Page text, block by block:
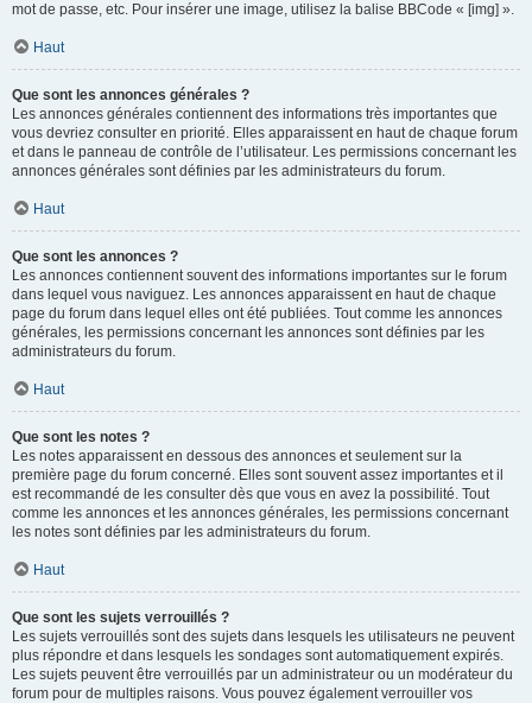
mot de passe, etc. Pour insérer une image, utilisez la balise BBCode « [img] ».
Haut
Que sont les annonces générales ?
Les annonces générales contiennent des informations très importantes que
vous devriez consulter en priorité. Elles apparaissent en haut de chaque forum
et dans le panneau de contrôle de l’utilisateur. Les permissions concernant les
annonces générales sont définies par les administrateurs du forum.
Haut
Que sont les annonces ?
Les annonces contiennent souvent des informations importantes sur le forum
dans lequel vous naviguez. Les annonces apparaissent en haut de chaque
page du forum dans lequel elles ont été publiées. Tout comme les annonces
générales, les permissions concernant les annonces sont définies par les
administrateurs du forum.
Haut
Que sont les notes ?
Les notes apparaissent en dessous des annonces et seulement sur la
première page du forum concerné. Elles sont souvent assez importantes et il
est recommandé de les consulter dès que vous en avez la possibilité. Tout
comme les annonces et les annonces générales, les permissions concernant
les notes sont définies par les administrateurs du forum.
Haut
Que sont les sujets verrouillés ?
Les sujets verrouillés sont des sujets dans lesquels les utilisateurs ne peuvent
plus répondre et dans lesquels les sondages sont automatiquement expirés.
Les sujets peuvent être verrouillés par un administrateur ou un modérateur du
forum pour de multiples raisons. Vous pouvez également verrouiller vos